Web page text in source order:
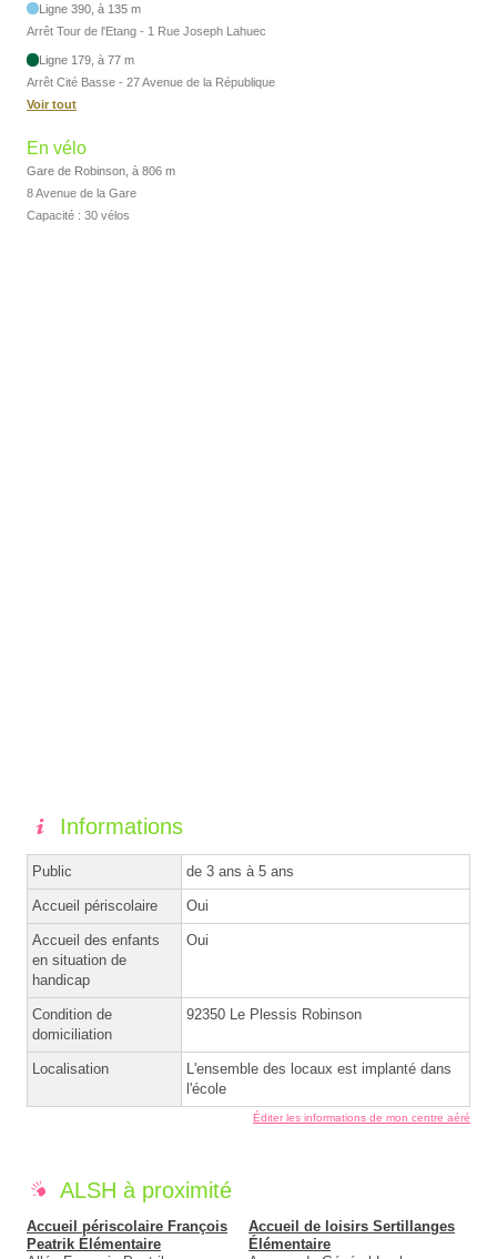
Ligne 390, à 135 m
Arrêt Tour de l'Etang - 1 Rue Joseph Lahuec
Ligne 179, à 77 m
Arrêt Cité Basse - 27 Avenue de la République
Voir tout
En vélo
Gare de Robinson, à 806 m
8 Avenue de la Gare
Capacité : 30 vélos
Informations
Public de 3 ans à 5 ans
Accueil périscolaire Oui
Accueil des enfants
en situation de
handicap
Oui
Condition de
domiciliation
92350 Le Plessis Robinson
Localisation
L'ensemble des locaux est implanté dans
l'école
Éditer les informations de mon centre aéré
ALSH à proximité
Accueil périscolaire François
Peatrik Élémentaire
Accueil de loisirs Sertillanges
Élémentaire